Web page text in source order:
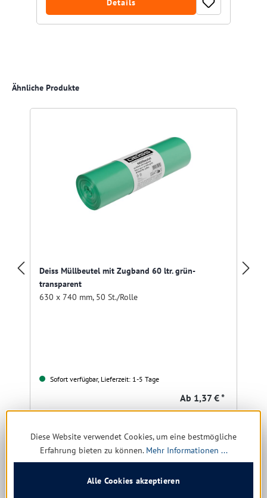
Details
Produktgalerie überspringen
Ähnliche Produkte
Deiss Müllbeutel mit Zugband 60 ltr. grün-
transparent
630 x 740 mm, 50 St./Rolle
Sofort verfügbar, Lieferzeit: 1-5 Tage
Ab 1,37 € *
Details
Produktgalerie überspringen
Kunden kauften auch
Diese Website verwendet Cookies, um eine bestmögliche
Erfahrung bieten zu können. Mehr Informationen ...
Alle Cookies akzeptieren